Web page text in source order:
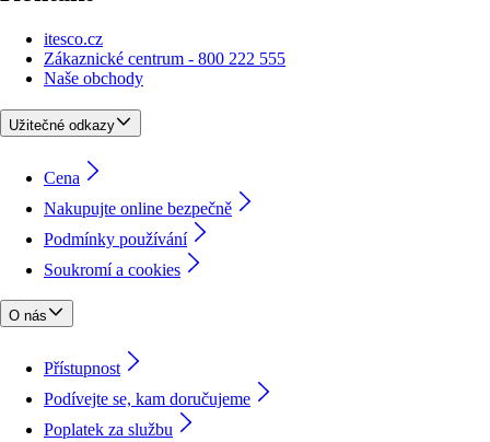
itesco.cz
Zákaznické centrum - 800 222 555
Naše obchody
Užitečné odkazy
Cena
Nakupujte online bezpečně
Podmínky používání
Soukromí a cookies
O nás
Přístupnost
Podívejte se, kam doručujeme
Poplatek za službu